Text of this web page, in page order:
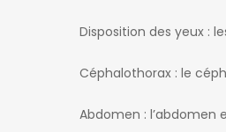
Disposition des yeux :
Céphalothorax : le
Abdomen :